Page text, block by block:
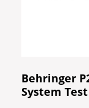
Behringer
System Test